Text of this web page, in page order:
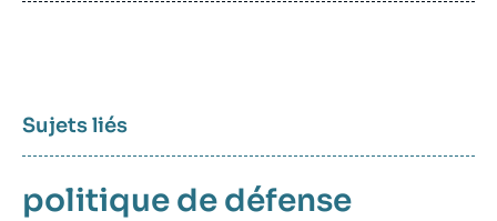
Sujets liés
politique de défense